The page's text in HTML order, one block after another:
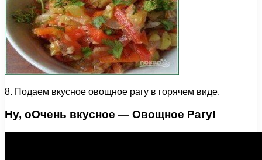
8. Подаем вкусное овощное рагу в горячем виде.
Ну, оОчень вкусное — Овощное Рагу!